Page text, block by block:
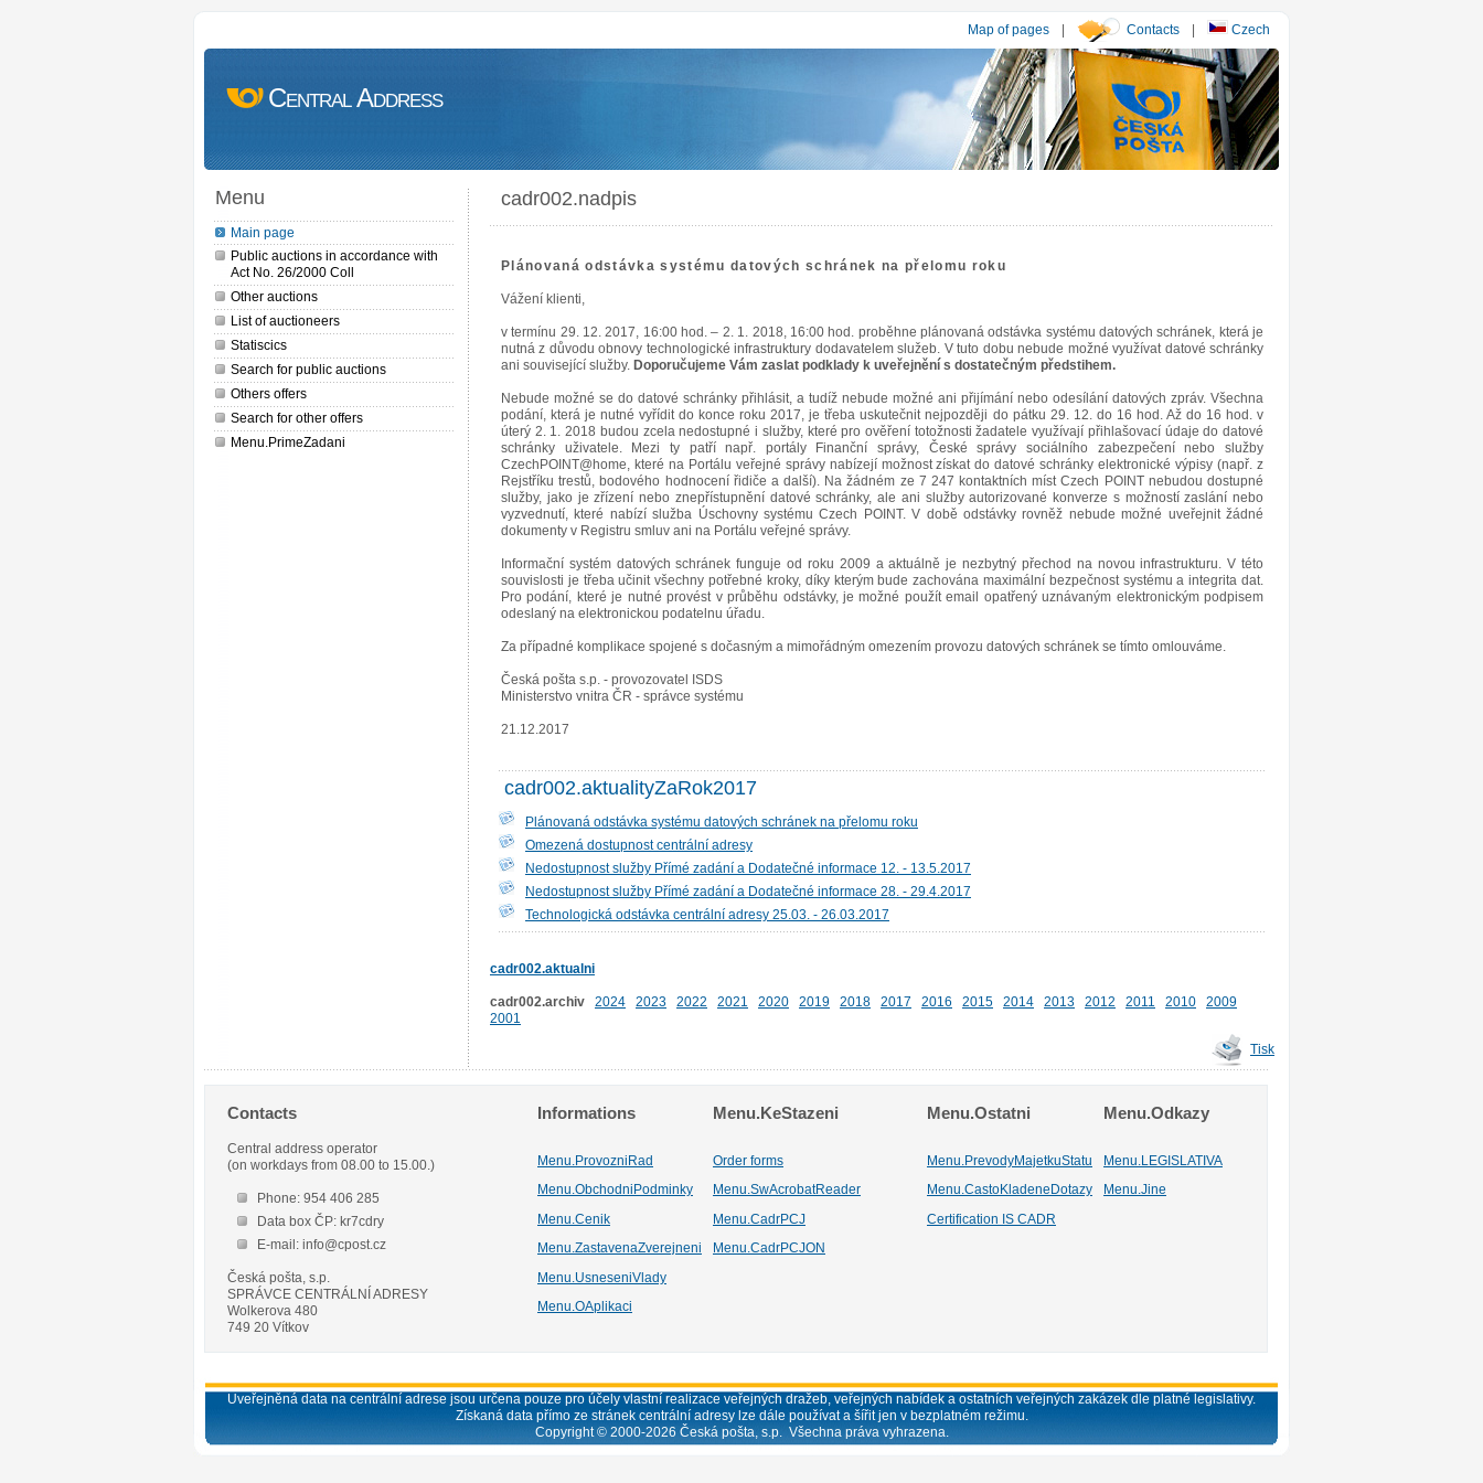
Map of pages | Contacts | Czech
Central Address
Menu
Main page
Public auctions in accordance with
Act No. 26/2000 Coll
Other auctions
List of auctioneers
Statiscics
Search for public auctions
Others offers
Search for other offers
Menu.PrimeZadani
cadr002.nadpis
Plánovaná odstávka systému datových schránek na přelomu roku
Vážení klienti,
v termínu 29. 12. 2017, 16:00 hod. – 2. 1. 2018, 16:00 hod. proběhne plánovaná odstávka systému datových schránek, která je
nutná z důvodu obnovy technologické infrastruktury dodavatelem služeb. V tuto dobu nebude možné využívat datové schránky
ani související služby. Doporučujeme Vám zaslat podklady k uveřejnění s dostatečným předstihem.
Nebude možné se do datové schránky přihlásit, a tudíž nebude možné ani přijímání nebo odesílání datových zpráv. Všechna
podání, která je nutné vyřídit do konce roku 2017, je třeba uskutečnit nejpozději do pátku 29. 12. do 16 hod. Až do 16 hod. v
úterý 2. 1. 2018 budou zcela nedostupné i služby, které pro ověření totožnosti žadatele využívají přihlašovací údaje do datové
schránky uživatele. Mezi ty patří např. portály Finanční správy, České správy sociálního zabezpečení nebo služby
CzechPOINT@home, které na Portálu veřejné správy nabízejí možnost získat do datové schránky elektronické výpisy (např. z
Rejstříku trestů, bodového hodnocení řidiče a další). Na žádném ze 7 247 kontaktních míst Czech POINT nebudou dostupné
služby, jako je zřízení nebo znepřístupnění datové schránky, ale ani služby autorizované konverze s možností zaslání nebo
vyzvednutí, které nabízí služba Úschovny systému Czech POINT. V době odstávky rovněž nebude možné uveřejnit žádné
dokumenty v Registru smluv ani na Portálu veřejné správy.
Informační systém datových schránek funguje od roku 2009 a aktuálně je nezbytný přechod na novou infrastrukturu. V této
souvislosti je třeba učinit všechny potřebné kroky, díky kterým bude zachována maximální bezpečnost systému a integrita dat.
Pro podání, které je nutné provést v průběhu odstávky, je možné použít email opatřený uznávaným elektronickým podpisem
odeslaný na elektronickou podatelnu úřadu.
Za případné komplikace spojené s dočasným a mimořádným omezením provozu datových schránek se tímto omlouváme.
Česká pošta s.p. - provozovatel ISDS
Ministerstvo vnitra ČR - správce systému
21.12.2017
cadr002.aktualityZaRok2017
Plánovaná odstávka systému datových schránek na přelomu roku
Omezená dostupnost centrální adresy
Nedostupnost služby Přímé zadání a Dodatečné informace 12. - 13.5.2017
Nedostupnost služby Přímé zadání a Dodatečné informace 28. - 29.4.2017
Technologická odstávka centrální adresy 25.03. - 26.03.2017
cadr002.aktualni
cadr002.archiv 2024 2023 2022 2021 2020 2019 2018 2017 2016 2015 2014 2013 2012 2011 2010
2009
2001
Tisk
Contacts
Central address operator
(on workdays from 08.00 to 15.00.)
Phone: 954 406 285
Data box ČP: kr7cdry
E-mail: info@cpost.cz
Česká pošta, s.p.
SPRÁVCE CENTRÁLNÍ ADRESY
Wolkerova 480
749 20 Vítkov
Informations Menu.KeStazeni Menu.Ostatni Menu.Odkazy
Menu.ProvozniRad Order forms Menu.PrevodyMajetkuStatu
Menu.LEGISLATIVA
Menu.ObchodniPodminky
Menu.SwAcrobatReader Menu.CastoKladeneDotazy Menu.Jine
Menu.Cenik Menu.CadrPCJ
Certification IS CADR
Menu.ZastavenaZverejneni
Menu.CadrPCJON
Menu.UsneseniVlady
Menu.OAplikaci
Uveřejněná data na centrální adrese jsou určena pouze pro účely vlastní realizace veřejných dražeb, veřejných nabídek a ostatních veřejných zakázek dle platné legislativy.
Získaná data přímo ze stránek centrální adresy lze dále používat a šířit jen v bezplatném režimu.
Copyright © 2000-2026 Česká pošta, s.p. Všechna práva vyhrazena.